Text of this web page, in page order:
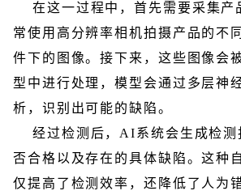
在这一过程中，首先需要采集产
常使用高分辨率相机拍摄产品的不
件下的图像。接下来，这些图像会
型中进行处理，模型会通过多层神
析，识别出可能的缺陷。
经过检测后，AI系统会生成检测
否合格以及存在的具体缺陷。这种
仅提高了检测效率，还降低了人为